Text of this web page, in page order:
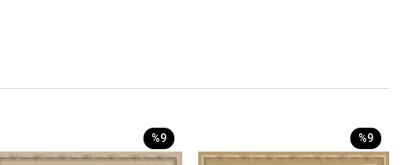
%9 %9